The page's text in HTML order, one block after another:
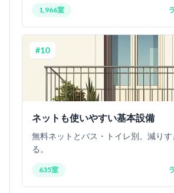
1,966室
#10
ネットも使いやすい基本設備
無料ネットとバス・トイレ別。減り
る。
635室